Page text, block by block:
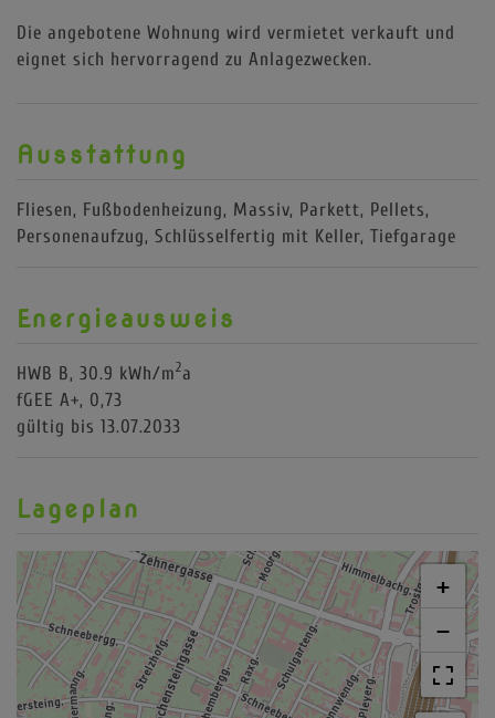
Die angebotene Wohnung wird vermietet verkauft und
eignet sich hervorragend zu Anlagezwecken.
Ausstattung
Fliesen Fußbodenheizung Massiv Parkett
Pellets
Personenaufzug Schlüsselfertig mit Keller Tiefgarage
Energieausweis
HWB B, 30.9 kWh/m2a
fGEE A+, 0,73
gültig bis 13.07.2033
Lageplan
+
−